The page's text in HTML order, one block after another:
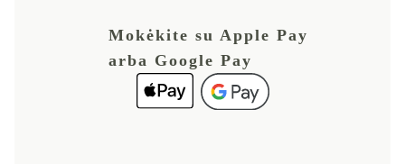
Mokėkite su Apple Pay
arba Google Pay